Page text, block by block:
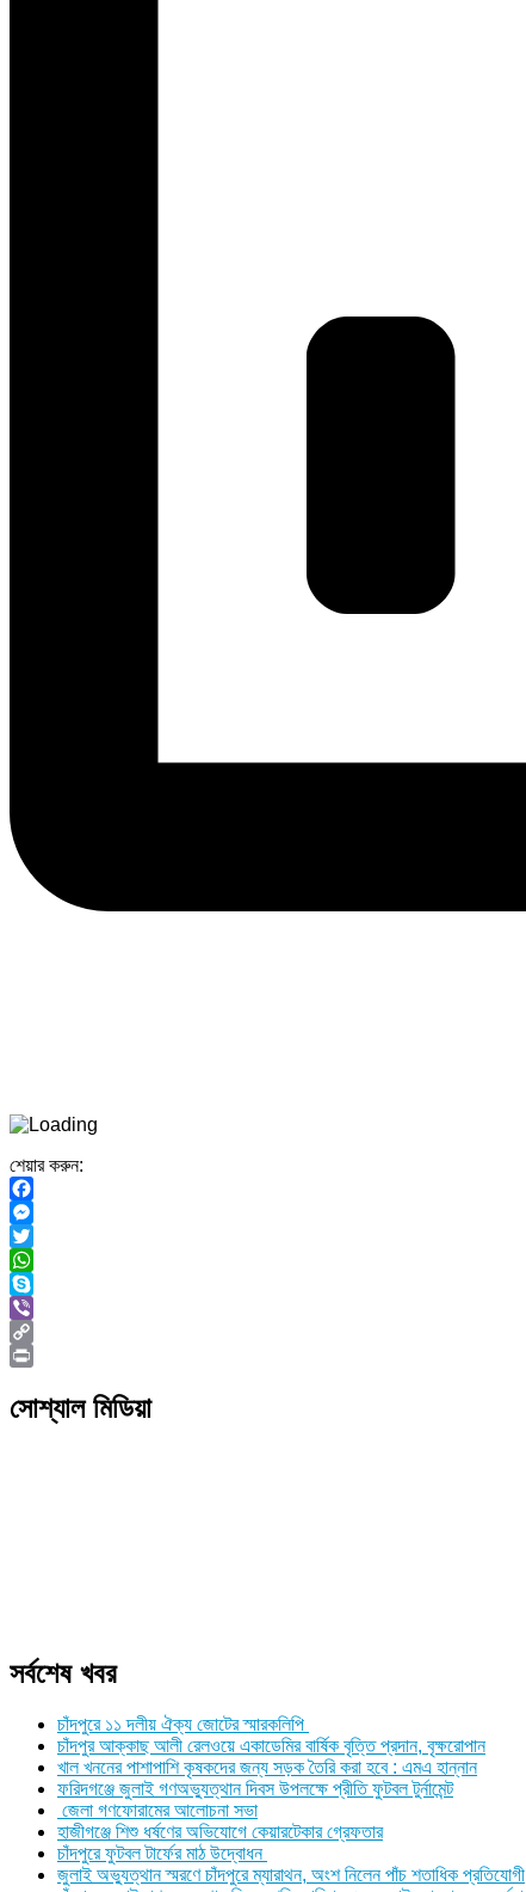
শেয়ার করুন:
Facebook
Messenger
Twitter
WhatsApp
Skype
Viber
Copy
সোশ্যাল মিডিয়া
সর্বশেষ খবর
চাঁদপুরে ১১ দলীয় ঐক্য জোটের স্মারকলিপি
চাঁদপুর আক্কাছ আলী রেলওয়ে একাডেমির বার্ষিক বৃত্তি প্রদান, বৃক্ষরোপান
খাল খননের পাশাপাশি কৃষকদের জন্য সড়ক তৈরি করা হবে : এমএ হান্নান
ফরিদগঞ্জে জুলাই গণঅভ্যুত্থান দিবস উপলক্ষে প্রীতি ফুটবল টুর্নামেন্ট
জেলা গণফোরামের আলোচনা সভা
হাজীগঞ্জে শিশু ধর্ষণের অভিযোগে কেয়ারটেকার গ্রেফতার
চাঁদপুরে ফুটবল টার্ফের মাঠ উদ্বোধন
জুলাই অভ্যুত্থান স্মরণে চাঁদপুরে ম্যারাথন, অংশ নিলেন পাঁচ শতাধিক প্রতিযোগী